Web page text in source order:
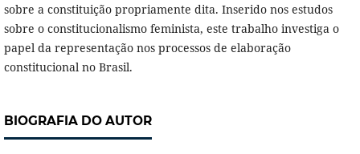
sobre a constituição propriamente dita. Inserido nos estudos
sobre o constitucionalismo feminista, este trabalho investiga o
papel da representação nos processos de elaboração
constitucional no Brasil.
BIOGRAFIA DO AUTOR